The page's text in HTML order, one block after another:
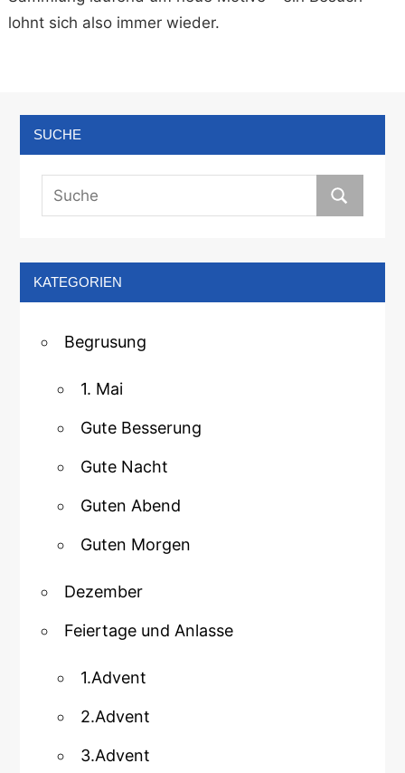
lohnt sich also immer wieder.
SUCHE
KATEGORIEN
Begrusung
1. Mai
Gute Besserung
Gute Nacht
Guten Abend
Guten Morgen
Dezember
Feiertage und Anlasse
1.Advent
2.Advent
3.Advent